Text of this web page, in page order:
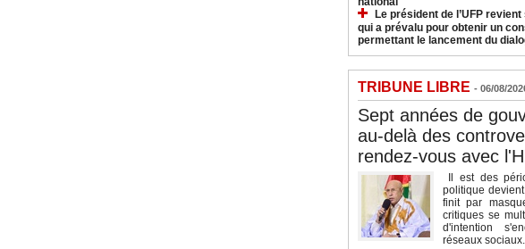
Le président de l’UFP
qui a prévalu pour obtenir un
permettant le lancement du
TRIBUNE LIBRE - 06/08/
Sept années de
au-delà des
rendez-vous avec
Il est des
politique
finit par
critiques se
d'intention
réseaux